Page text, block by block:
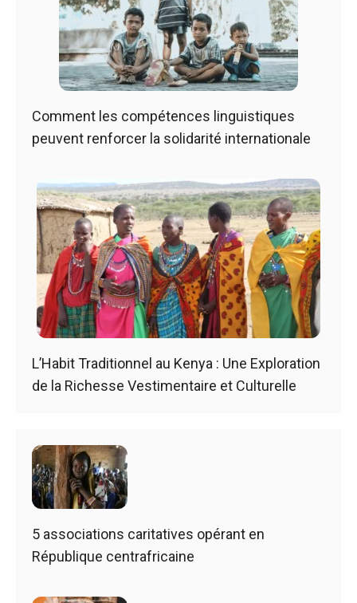
Comment les compétences linguistiques
peuvent renforcer la solidarité internationale
L’Habit Traditionnel au Kenya : Une Exploration
de la Richesse Vestimentaire et Culturelle
5 associations caritatives opérant en
République centrafricaine